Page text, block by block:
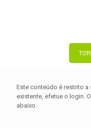
Este conteúdo é restrito a
existente, efetue o login.
abaixo.